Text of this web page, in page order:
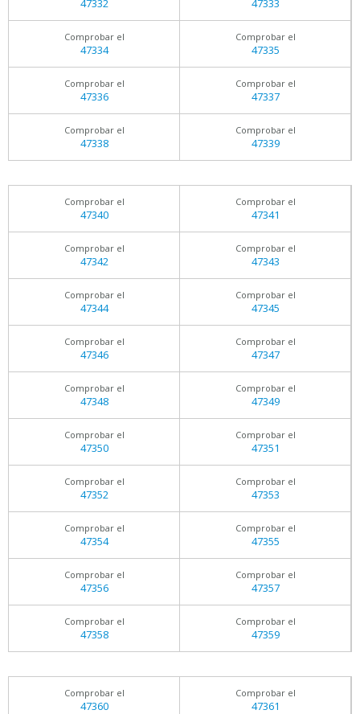
47332 47333
Comprobar el
47334
Comprobar el
47335
Comprobar el
47336
Comprobar el
47337
Comprobar el
47338
Comprobar el
47339
Comprobar el
47340
Comprobar el
47341
Comprobar el
47342
Comprobar el
47343
Comprobar el
47344
Comprobar el
47345
Comprobar el
47346
Comprobar el
47347
Comprobar el
47348
Comprobar el
47349
Comprobar el
47350
Comprobar el
47351
Comprobar el
47352
Comprobar el
47353
Comprobar el
47354
Comprobar el
47355
Comprobar el
47356
Comprobar el
47357
Comprobar el
47358
Comprobar el
47359
Comprobar el
47360
Comprobar el
47361